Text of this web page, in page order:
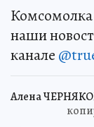
наши
канале
Алена